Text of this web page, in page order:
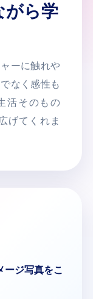
がら学
ーに触れや
なく感性も
活そのもの
げてくれま
ージ写真をこ